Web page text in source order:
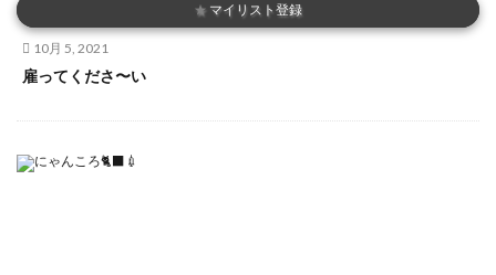
★ マイリスト登録
10月 5, 2021
雇ってくださ〜い